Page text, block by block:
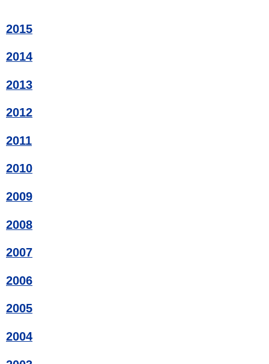
2015
2014
2013
2012
2011
2010
2009
2008
2007
2006
2005
2004